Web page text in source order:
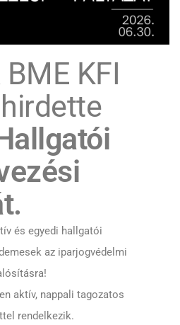
KFI
és egyedi hallgatói
az iparjogvédelmi
aktív, nappali tagozatos
rendelkezik.